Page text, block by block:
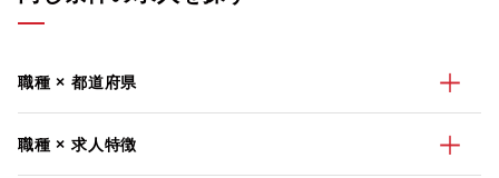
職種 × 都道府県
職種 × 求人特徴